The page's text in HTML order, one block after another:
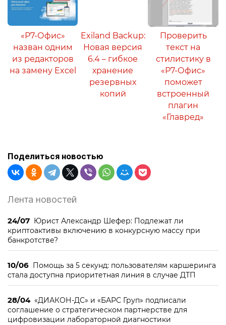
«Р7-Офис»
назван одним
из редакторов
на замену Excel
Exiland Backup:
Новая версия
6.4 – гибкое
хранение
резервных
копий
Проверить
текст на
стилистику в
«Р7-Офис»
поможет
встроенный
плагин
«Главред»
Поделиться новостью
Лента новостей
24/07 Юрист Александр Шефер: Подлежат ли
криптоактивы включению в конкурсную массу при
банкротстве?
10/06 Помощь за 5 секунд: пользователям каршеринга
стала доступна приоритетная линия в случае ДТП
28/04 «ДИАКОН-ДС» и «БАРС Груп» подписали
соглашение о стратегическом партнерстве для
цифровизации лабораторной диагностики